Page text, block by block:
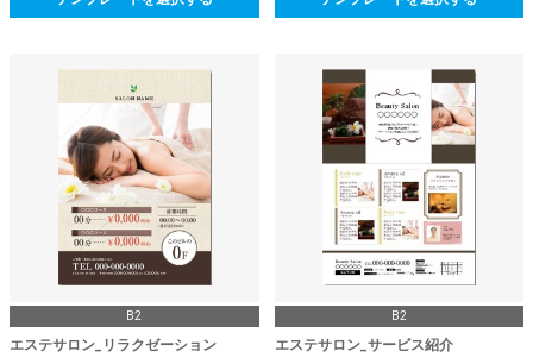
B2
エステサロン_リラクゼーション
B2
エステサロン_サービス紹介